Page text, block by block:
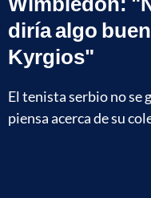
diría algo
Kyrgios"
El tenista serbio no se
piensa acerca de su